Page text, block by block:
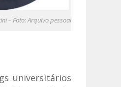
– Foto: Arquivo pessoal
universitários